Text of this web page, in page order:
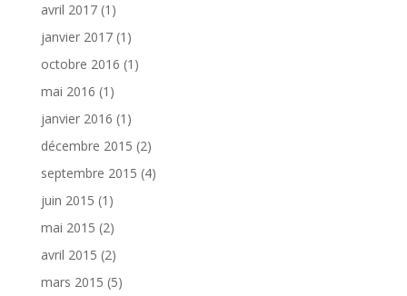
avril 2017(1)
janvier 2017(1)
octobre 2016 (1)
mai 2016 (1)
janvier 2016 (1)
décembre 2015 (2)
septembre 2015 (4)
juin 2015 (1)
mai 2015 (2)
avril 2015 (2)
mars 2015 (5)